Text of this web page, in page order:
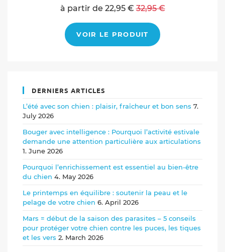
à partir de 22,95 €32,95 €
VOIR LE PRODUIT
DERNIERS ARTICLES
L’été avec son chien : plaisir, fraîcheur et bon sens 7.
July 2026
Bouger avec intelligence : Pourquoi l’activité estivale
demande une attention particulière aux articulations
1. June 2026
Pourquoi l’enrichissement est essentiel au bien-être
du chien 4. May 2026
Le printemps en équilibre : soutenir la peau et le
pelage de votre chien 6. April 2026
Mars = début de la saison des parasites – 5 conseils
pour protéger votre chien contre les puces, les tiques
et les vers 2. March 2026